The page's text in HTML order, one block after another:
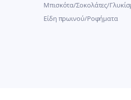
Μπισκότα/Σοκολάτες/
Είδη πρωινού/Ροφήματα